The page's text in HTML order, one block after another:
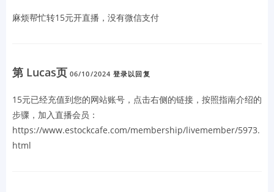
麻烦帮忙转15元开直播，没有微信支付
第 Lucas页 06/10/2024 登录以回复
15元已经充值到您的网站账号，点击右侧的链接，按照指南介绍的
步骤，加入直播会员：
https://www.estockcafe.com/membership/livemember/5973.
html